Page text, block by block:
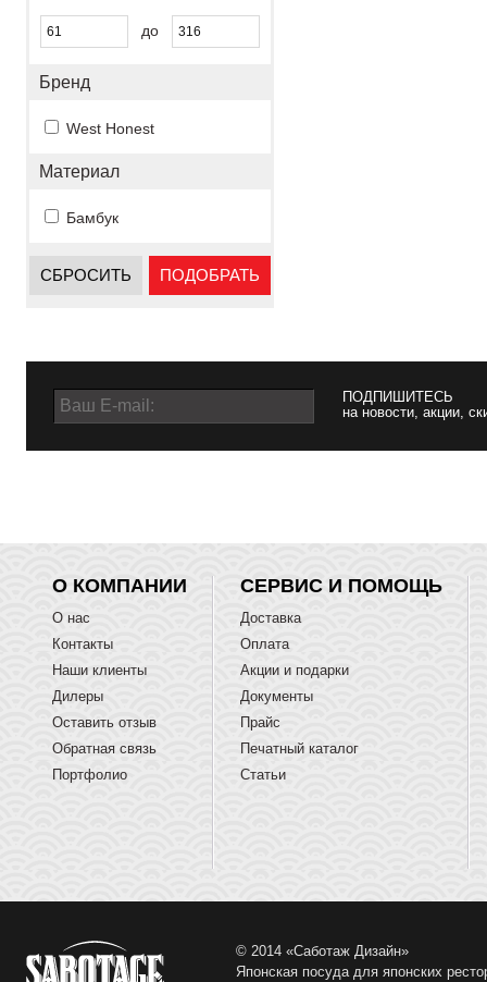
до
Бренд
West Honest
Материал
Бамбук
СБРОСИТЬ ПОДОБРАТЬ
ПОДПИШИТЕСЬ
на новости, акции,
О КОМПАНИИ
О нас
Контакты
Наши клиенты
Дилеры
Оставить отзыв
Обратная связь
Портфолио
СЕРВИС И ПОМОЩЬ
Доставка
Оплата
Акции и подарки
Документы
Прайс
Печатный каталог
Статьи
© 2014 «Саботаж Дизайн»
Японская посуда для японских